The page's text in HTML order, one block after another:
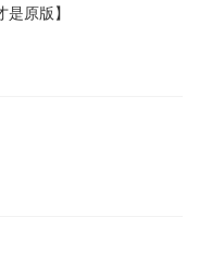
原版】